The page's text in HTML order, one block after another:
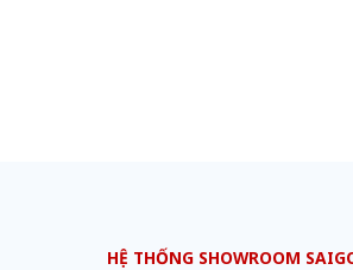
HỆ THỐNG SHOWROOM